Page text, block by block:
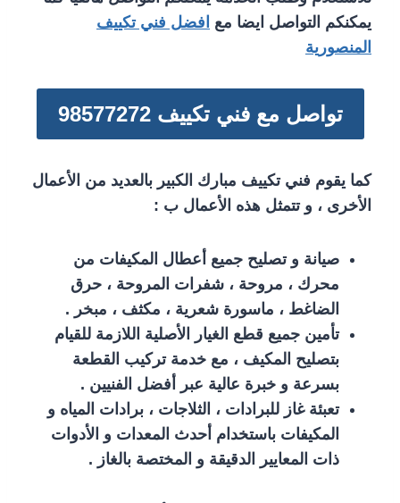
يمكنكم التواصل ايضا مع افضل فني تكييف
المنصورية
تواصل مع فني تكييف 98577272
كما يقوم فني تكييف مبارك الكبير بالعديد من الأعمال
الأخرى ، و تتمثل هذه الأعمال ب :
صيانة و تصليح جميع أعطال المكيفات من
محرك ، مروحة ، شفرات المروحة ، حرق
الضاغط ، ماسورة شعرية ، مكثف ، مبخر .
تأمين جميع قطع الغيار الأصلية اللازمة للقيام
بتصليح المكيف ، مع خدمة تركيب القطعة
بسرعة و خبرة عالية عبر أفضل الفنيين .
تعبئة غاز للبرادات ، الثلاجات ، برادات المياه و
المكيفات باستخدام أحدث المعدات و الأدوات
ذات المعايير الدقيقة و المختصة بالغاز .